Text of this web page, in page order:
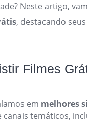
Neste artigo,
, destacando
Filmes
em melhores
temáticos,